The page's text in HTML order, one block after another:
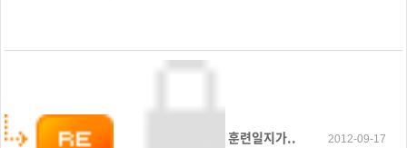
훈련일지가.. 2012-09-17